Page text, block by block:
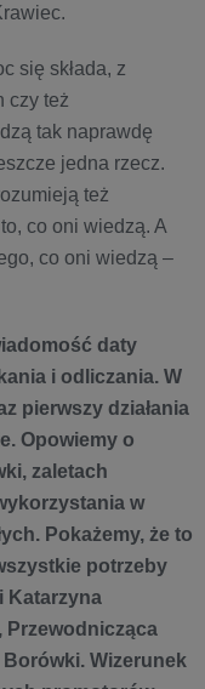
się składa, z
czy też
tak naprawdę
jedna rzecz.
też
co oni wiedzą. A
co oni wiedzą –
daty
i odliczania. W
pierwszy działania
Opowiemy o
zaletach
w
Pokażemy, że to
potrzeby
Katarzyna
Przewodnicząca
Wizerunek